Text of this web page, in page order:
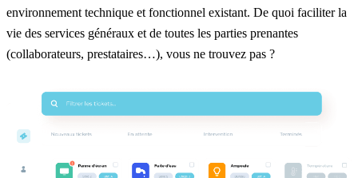
environnement technique et fonctionnel existant. De quoi faciliter la
vie des services généraux et de toutes les parties prenantes
(collaborateurs, prestataires…), vous ne trouvez pas ?